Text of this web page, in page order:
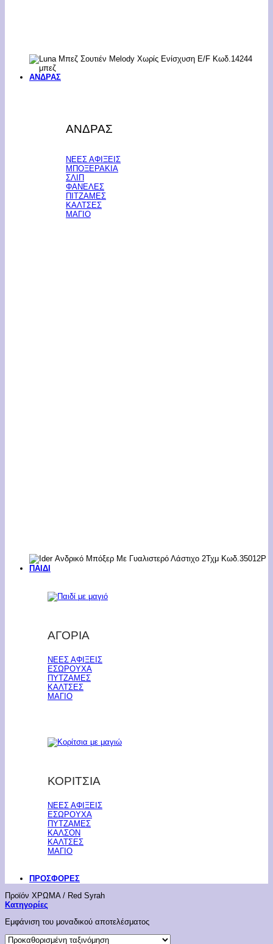
ΑΝΔΡΑΣ
ΑΝΔΡΑΣ
ΝΕΕΣ ΑΦΙΞΕΙΣ
ΜΠΟΞΕΡΑΚΙΑ
ΣΛΙΠ
ΦΑΝΕΛΕΣ
ΠΙΤΖΑΜΕΣ
ΚΑΛΤΣΕΣ
ΜΑΓΙΟ
ΠΑΙΔΙ
ΑΓΟΡΙΑ
ΝΕΕΣ ΑΦΙΞΕΙΣ
ΕΣΩΡΟΥΧΑ
ΠΥΤΖΑΜΕΣ
ΚΑΛΤΣΕΣ
ΜΑΓΙΟ
ΚΟΡΙΤΣΙΑ
ΝΕΕΣ ΑΦΙΞΕΙΣ
ΕΣΩΡΟΥΧΑ
ΠΥΤΖΑΜΕΣ
ΚΑΛΣΟΝ
ΚΑΛΤΣΕΣ
ΜΑΓΙΟ
ΠΡΟΣΦΟΡΕΣ
Προϊόν ΧΡΩΜΑ / Red Syrah
Κατηγορίες
Εμφάνιση του μοναδικού αποτελέσματος